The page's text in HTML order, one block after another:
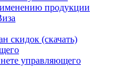
продукции
скидок (скачать)
управляющего